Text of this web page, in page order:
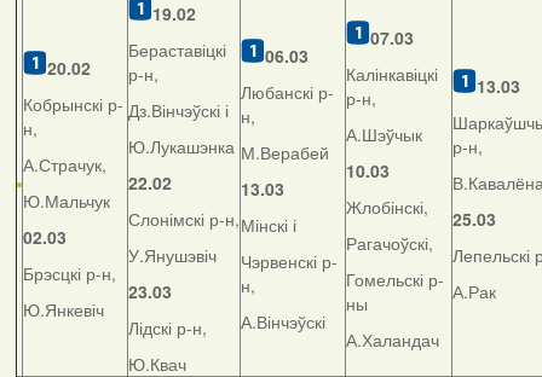
20.02
Кобрынскі р-
н,
А.Страчук,
Ю.Мальчук
02.03
Брэсцкі р-н,
Ю.Янкевіч
19.02
Бераставіцкі
р-н,
Дз.Вінчэўскі і
Ю.Лукашэнка
22.02
Слонімскі р-н,
У.Янушэвіч
23.03
Лідскі р-н,
Ю.Квач
06.03
Любанскі р-
н,
М.Верабей
13.03
Мінскі і
Чэрвенскі р-
н,
А.Вінчэўскі
07.03
Калінкавіцкі
р-н,
А.Шэўчык
10.03
Жлобінскі,
Рагачоўскі,
Гомельскі р-
ны
А.Халандач
13.03
р-н,
25.03
Лепельскі
А.Рак